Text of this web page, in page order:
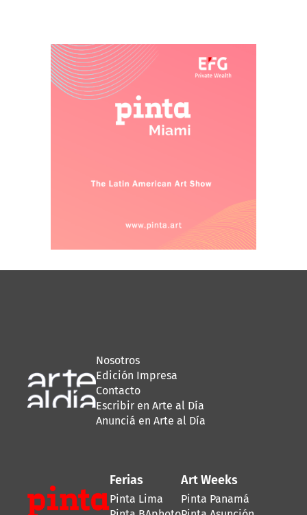
Nosotros
Edición Impresa
Contacto
Escribir en Arte al Día
Anunciá en Arte al Día
Ferias
Pinta Lima
Art Weeks
Pinta Panamá